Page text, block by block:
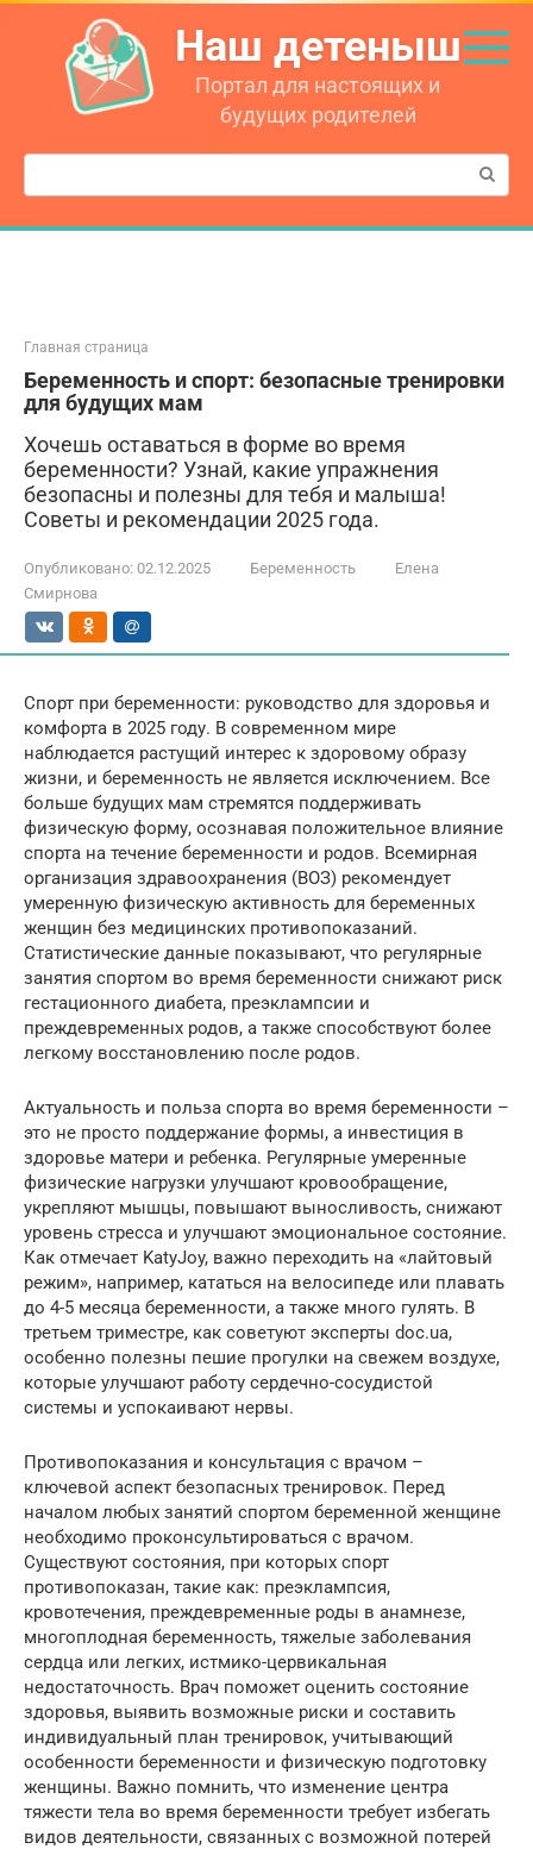
Перейти
контенту
Наш детеныш
Портал для настоящих и
будущих родителей
Поиск:
Главная страница
Беременность и спорт: безопасные тренировки
для будущих мам
Хочешь оставаться в форме во время
беременности? Узнай, какие упражнения
безопасны и полезны для тебя и малыша!
Советы и рекомендации 2025 года.
Опубликовано: 02.12.2025 Беременность
Елена
Смирнова
Спорт при беременности: руководство для здоровья и
комфорта в 2025 году. В современном мире
наблюдается растущий интерес к здоровому образу
жизни, и беременность не является исключением. Все
больше будущих мам стремятся поддерживать
физическую форму, осознавая положительное влияние
спорта на течение беременности и родов. Всемирная
организация здравоохранения (ВОЗ) рекомендует
умеренную физическую активность для беременных
женщин без медицинских противопоказаний.
Статистические данные показывают, что регулярные
занятия спортом во время беременности снижают риск
гестационного диабета, преэклампсии и
преждевременных родов, а также способствуют более
легкому восстановлению после родов.
Актуальность и польза спорта во время беременности –
это не просто поддержание формы, а инвестиция в
здоровье матери и ребенка. Регулярные умеренные
физические нагрузки улучшают кровообращение,
укрепляют мышцы, повышают выносливость, снижают
уровень стресса и улучшают эмоциональное состояние.
Как отмечает KatyJoy, важно переходить на «лайтовый
режим», например, кататься на велосипеде или плавать
до 4-5 месяца беременности, а также много гулять. В
третьем триместре, как советуют эксперты doc.ua,
особенно полезны пешие прогулки на свежем воздухе,
которые улучшают работу сердечно-сосудистой
системы и успокаивают нервы.
Противопоказания и консультация с врачом –
ключевой аспект безопасных тренировок. Перед
началом любых занятий спортом беременной женщине
необходимо проконсультироваться с врачом.
Существуют состояния, при которых спорт
противопоказан, такие как: преэклампсия,
кровотечения, преждевременные роды в анамнезе,
многоплодная беременность, тяжелые заболевания
сердца или легких, истмико-цервикальная
недостаточность. Врач поможет оценить состояние
здоровья, выявить возможные риски и составить
индивидуальный план тренировок, учитывающий
особенности беременности и физическую подготовку
женщины. Важно помнить, что изменение центра
тяжести тела во время беременности требует избегать
видов деятельности, связанных с возможной потерей